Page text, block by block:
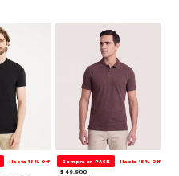
Hasta 15% Off Compra en PACK Hasta 15% Off
$ 49.900